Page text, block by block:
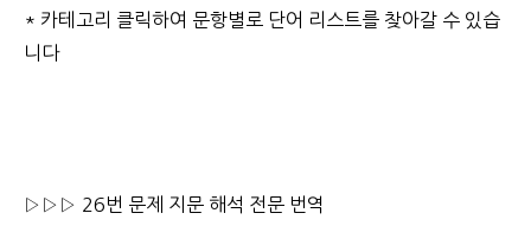
* 카테고리 클릭하여 문항별로 단어 리스트를 찾아갈 수 있습
니다
▷▷▷ 26번 문제 지문 해석 전문 번역